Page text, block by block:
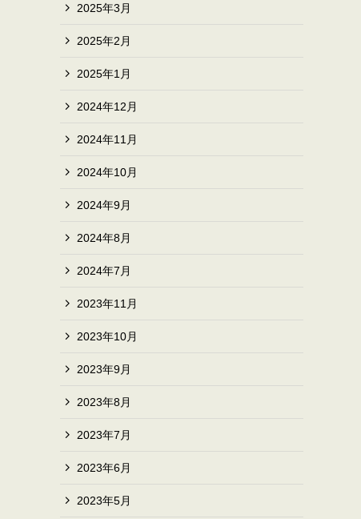
2025年3月
2025年2月
2025年1月
2024年12月
2024年11月
2024年10月
2024年9月
2024年8月
2024年7月
2023年11月
2023年10月
2023年9月
2023年8月
2023年7月
2023年6月
2023年5月